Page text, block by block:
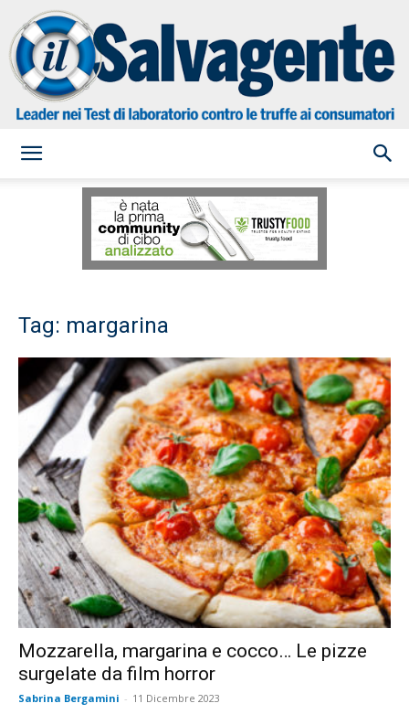
Salvagente
Tag: margarina
Mozzarella, margarina e cocco… Le pizze
surgelate da film horror
Sabrina Bergamini - 11 Dicembre 2023